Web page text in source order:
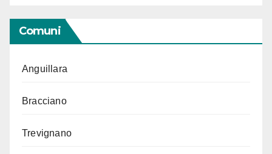
Comuni
Anguillara
Bracciano
Trevignano